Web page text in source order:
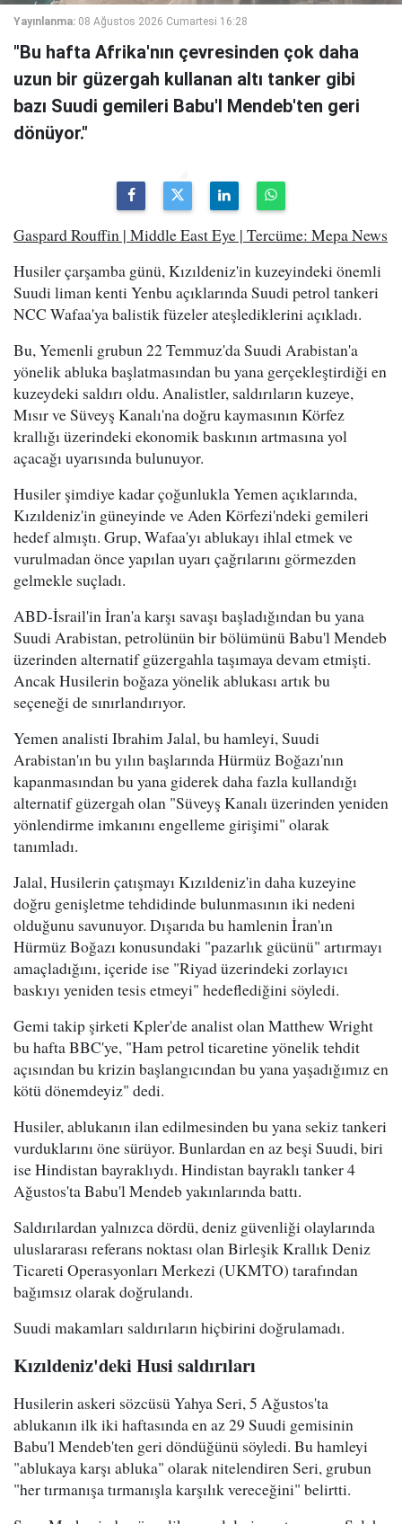
Yayınlanma: 08 Ağustos 2026 Cumartesi 16:28
"Bu hafta Afrika'nın çevresinden çok daha
uzun bir güzergah kullanan altı tanker gibi
bazı Suudi gemileri Babu'l Mendeb'ten geri
dönüyor."
Gaspard Rouffin | Middle East Eye | Tercüme: Mepa News
Husiler çarşamba günü, Kızıldeniz'in kuzeyindeki önemli
Suudi liman kenti Yenbu açıklarında Suudi petrol tankeri
NCC Wafaa'ya balistik füzeler ateşlediklerini açıkladı.
Bu, Yemenli grubun 22 Temmuz'da Suudi Arabistan'a
yönelik abluka başlatmasından bu yana gerçekleştirdiği en
kuzeydeki saldırı oldu. Analistler, saldırıların kuzeye,
Mısır ve Süveyş Kanalı'na doğru kaymasının Körfez
krallığı üzerindeki ekonomik baskının artmasına yol
açacağı uyarısında bulunuyor.
Husiler şimdiye kadar çoğunlukla Yemen açıklarında,
Kızıldeniz'in güneyinde ve Aden Körfezi'ndeki gemileri
hedef almıştı. Grup, Wafaa'yı ablukayı ihlal etmek ve
vurulmadan önce yapılan uyarı çağrılarını görmezden
gelmekle suçladı.
ABD-İsrail'in İran'a karşı savaşı başladığından bu yana
Suudi Arabistan, petrolünün bir bölümünü Babu'l Mendeb
üzerinden alternatif güzergahla taşımaya devam etmişti.
Ancak Husilerin boğaza yönelik ablukası artık bu
seçeneği de sınırlandırıyor.
Yemen analisti Ibrahim Jalal, bu hamleyi, Suudi
Arabistan'ın bu yılın başlarında Hürmüz Boğazı'nın
kapanmasından bu yana giderek daha fazla kullandığı
alternatif güzergah olan "Süveyş Kanalı üzerinden yeniden
yönlendirme imkanını engelleme girişimi" olarak
tanımladı.
Jalal, Husilerin çatışmayı Kızıldeniz'in daha kuzeyine
doğru genişletme tehdidinde bulunmasının iki nedeni
olduğunu savunuyor. Dışarıda bu hamlenin İran'ın
Hürmüz Boğazı konusundaki "pazarlık gücünü" artırmayı
amaçladığını, içeride ise "Riyad üzerindeki zorlayıcı
baskıyı yeniden tesis etmeyi" hedeflediğini söyledi.
Gemi takip şirketi Kpler'de analist olan Matthew Wright
bu hafta BBC'ye, "Ham petrol ticaretine yönelik tehdit
açısından bu krizin başlangıcından bu yana yaşadığımız en
kötü dönemdeyiz" dedi.
Husiler, ablukanın ilan edilmesinden bu yana sekiz tankeri
vurduklarını öne sürüyor. Bunlardan en az beşi Suudi, biri
ise Hindistan bayraklıydı. Hindistan bayraklı tanker 4
Ağustos'ta Babu'l Mendeb yakınlarında battı.
Saldırılardan yalnızca dördü, deniz güvenliği olaylarında
uluslararası referans noktası olan Birleşik Krallık Deniz
Ticareti Operasyonları Merkezi (UKMTO) tarafından
bağımsız olarak doğrulandı.
Suudi makamları saldırıların hiçbirini doğrulamadı.
Kızıldeniz'deki Husi saldırıları
Husilerin askeri sözcüsü Yahya Seri, 5 Ağustos'ta
ablukanın ilk iki haftasında en az 29 Suudi gemisinin
Babu'l Mendeb'ten geri döndüğünü söyledi. Bu hamleyi
"ablukaya karşı abluka" olarak nitelendiren Seri, grubun
"her tırmanışa tırmanışla karşılık vereceğini" belirtti.